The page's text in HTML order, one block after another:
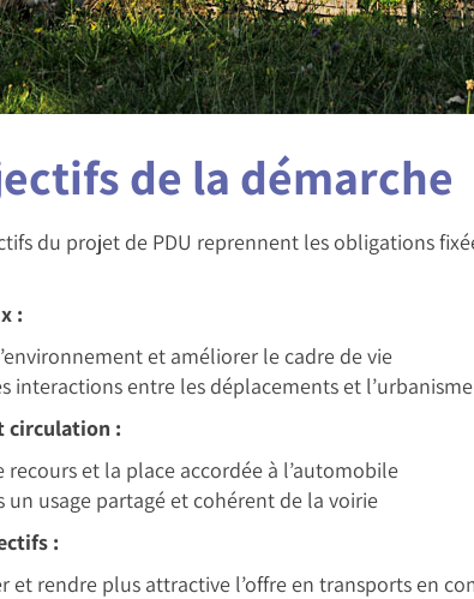
de la démarche
du projet de PDU reprennent les obligations
:
et améliorer le cadre de vie
interactions entre les déplacements et l’urbanisme
circulation :
recours et la place accordée à l’automobile
un usage partagé et cohérent de la voirie
:
et rendre plus attractive l’offre en transports en